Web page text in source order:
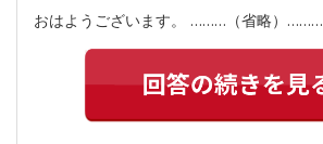
おはようございます。 ………（省略）………